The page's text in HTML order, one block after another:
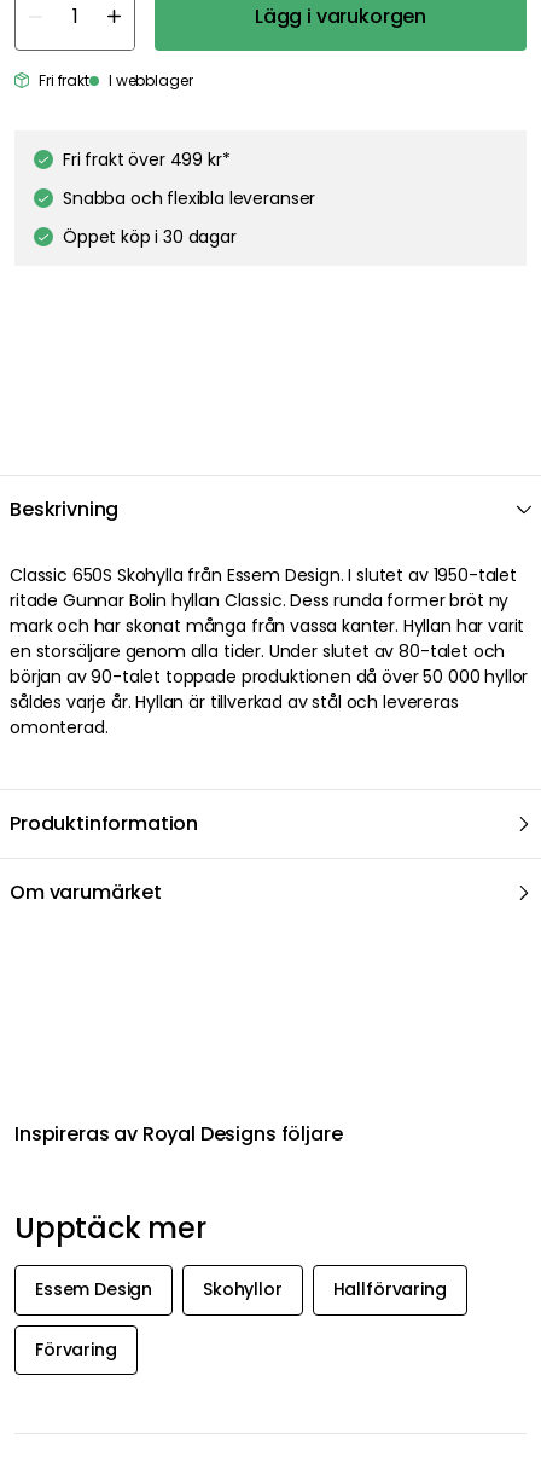
Lägg i varukorgen
Fri frakt I webblager
Fri frakt över 499 kr*
Snabba och flexibla leveranser
Öppet köp i 30 dagar
Beskrivning
Classic 650S Skohylla från Essem Design. I slutet av 1950-talet
ritade Gunnar Bolin hyllan Classic. Dess runda former bröt ny
mark och har skonat många från vassa kanter. Hyllan har varit
en storsäljare genom alla tider. Under slutet av 80-talet och
början av 90-talet toppade produktionen då över 50 000 hyllor
såldes varje år. Hyllan är tillverkad av stål och levereras
omonterad.
Produktinformation
Om varumärket
Inspireras av Royal Designs följare
Upptäck mer
Essem Design Skohyllor Hallförvaring
Förvaring